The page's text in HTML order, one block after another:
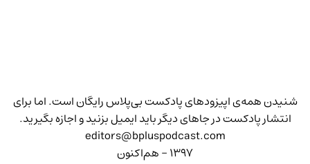
شنیدن همه‌ی اپیزودهای پادکست بی‌پلاس رایگان است. اما برای
انتشار پادکست در جاهای دیگر باید ایمیل بزنید و اجازه بگیرید.
editors@bpluspodcast.com
۱۳۹۷ - هم‌اکنون